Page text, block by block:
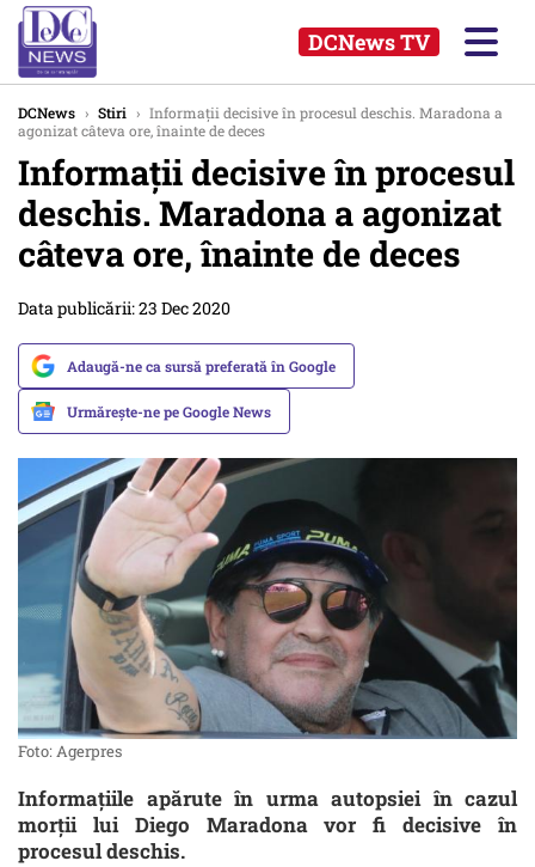
DCNews TV
DCNews › Stiri › Informații decisive în procesul deschis. Maradona a
agonizat câteva ore, înainte de deces
Informații decisive în procesul
deschis. Maradona a agonizat
câteva ore, înainte de deces
Data publicării: 23 Dec 2020
Adaugă-ne ca sursă preferată în Google
Urmărește-ne pe Google News
Foto: Agerpres
Informațiile apărute în urma autopsiei în cazul
morții lui Diego Maradona vor fi decisive în
procesul deschis.